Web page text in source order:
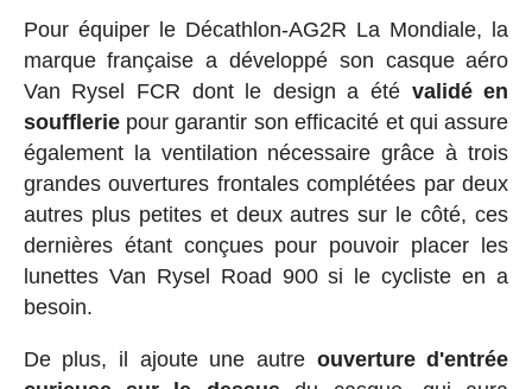
Pour équiper le Décathlon-AG2R La Mondiale, la
marque française a développé son casque aéro
Van Rysel FCR dont le design a été validé en
souffleriepour garantir son efficacité et qui assure
également la ventilation nécessaire grâce à trois
grandes ouvertures frontales complétées par deux
autres plus petites et deux autres sur le côté, ces
dernières étant conçues pour pouvoir placer les
lunettes Van Rysel Road 900 si le cycliste en a
besoin.
De plus, il ajoute une autre ouverture d'entrée